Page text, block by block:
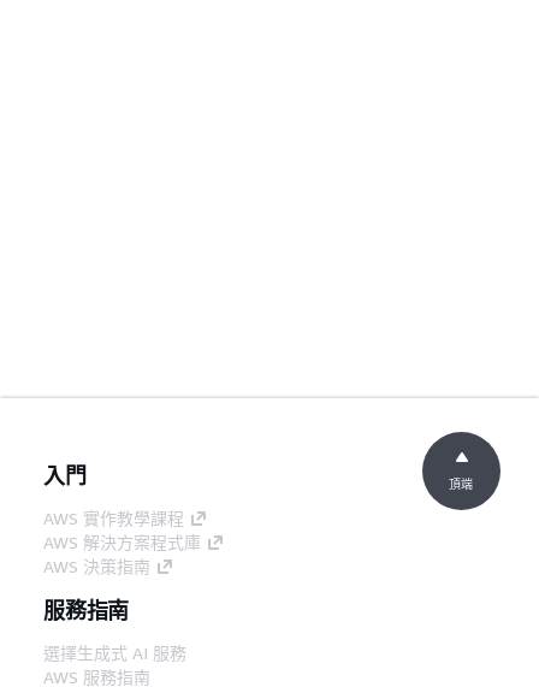
入門
AWS 實作教學課程
AWS 解決方案程式庫
AWS 決策指南
服務指南
選擇生成式 AI 服務
AWS 服務指南
頂端